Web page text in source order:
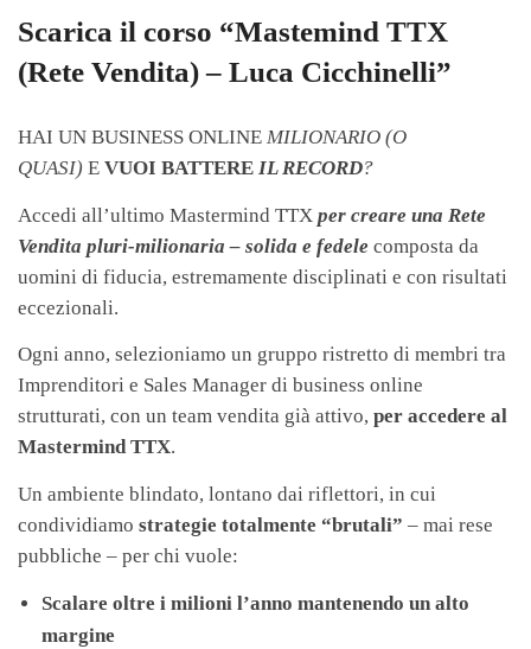
Scarica il corso “Mastemind TTX
(Rete Vendita) – Luca Cicchinelli”
HAI UN BUSINESS ONLINE MILIONARIO (O
QUASI) E VUOI BATTERE IL RECORD?
Accedi all’ultimo Mastermind TTX per creare una Rete
Vendita pluri-milionaria – solida e fedele composta da
uomini di fiducia, estremamente disciplinati e con risultati
eccezionali.
Ogni anno, selezioniamo un gruppo ristretto di membri tra
Imprenditori e Sales Manager di business online
strutturati, con un team vendita già attivo, per accedere al
Mastermind TTX.
Un ambiente blindato, lontano dai riflettori, in cui
condividiamo strategie totalmente “brutali” – mai rese
pubbliche – per chi vuole:
Scalare oltre i milioni l’anno mantenendo un alto
margine